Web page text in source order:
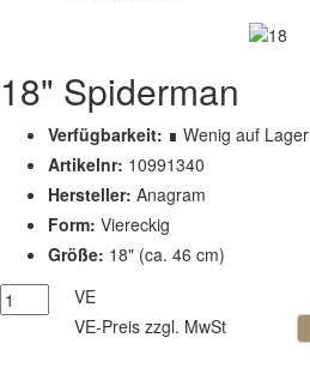
18" Spiderman
Verfügbarkeit: ∎ Wenig auf Lager
Artikelnr: 10991340
Hersteller: Anagram
Form: Viereckig
Größe: 18" (ca. 46 cm)
VE
VE-Preis zzgl. MwSt